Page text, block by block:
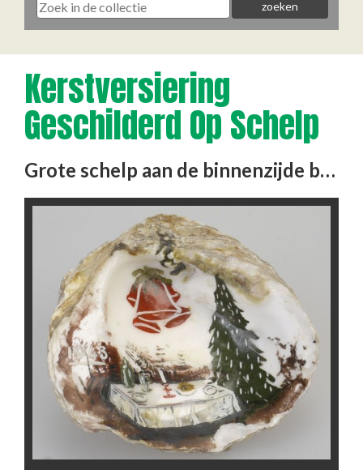
Kerstversiering
Geschilderd Op Schelp
Grote schelp aan de binnenzijde beschilderd met een kerstafereel. Het is niet bekend of de schelp daadwerkelijk in …